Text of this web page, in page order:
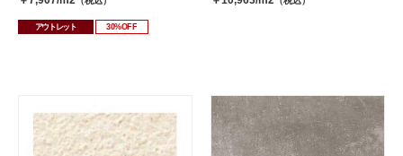
アウトレット 30%OFF